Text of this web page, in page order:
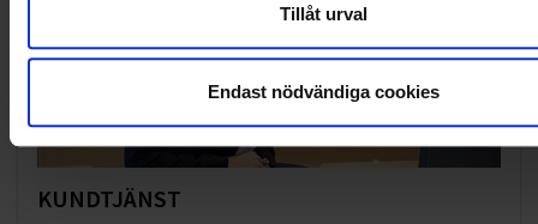
Tillåt urval
Endast nödvändiga cookies
KUNDTJÄNST